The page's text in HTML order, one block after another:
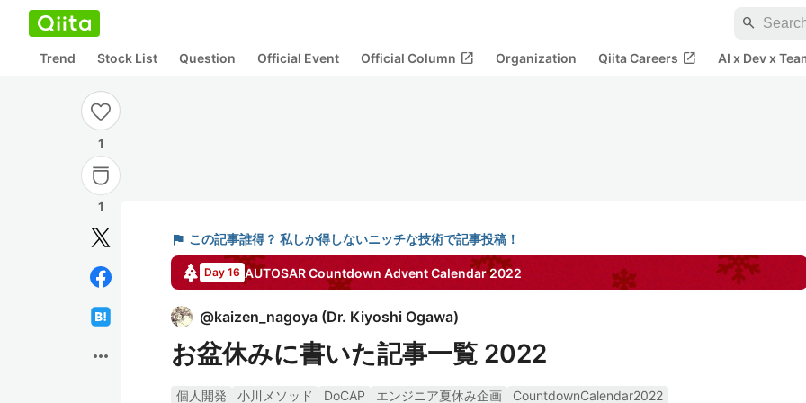
search
Trend Stock List Question Official Event Official Column open_in_new Organization Qiita Careers open_in_new AI x Dev x
1
1
more_horiz
flag この記事誰得？ 私しか得しないニッチな技術で記事投稿！
Day 16 AUTOSAR Countdown Advent Calendar 2022
@kaizen_nagoya (Dr. Kiyoshi Ogawa)
お盆休みに書いた記事一覧 2022
個人開発 小川メソッド DoCAP エンジニア夏休み企画
CountdownCalendar2022